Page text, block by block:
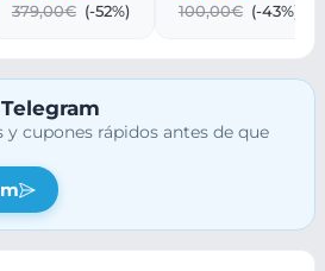
379,00€ (-52%) 100,00€ (-43%)
y cupones rápidos antes de que